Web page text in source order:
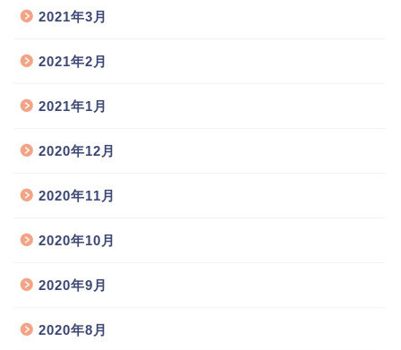
2021年3月
2021年2月
2021年1月
2020年12月
2020年11月
2020年10月
2020年9月
2020年8月